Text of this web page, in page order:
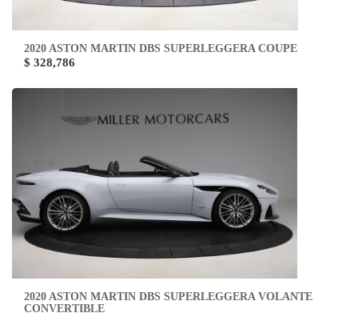
2020 ASTON MARTIN DBS SUPERLEGGERA COUPE
$ 328,786
2020 ASTON MARTIN DBS SUPERLEGGERA VOLANTE
CONVERTIBLE